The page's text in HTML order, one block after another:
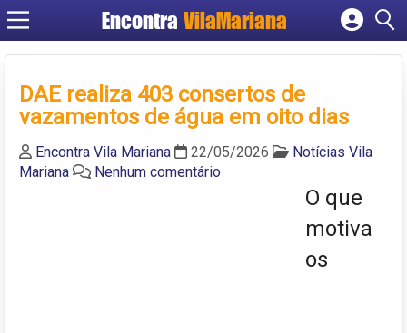
EncontraVilaMariana
Cadastrar empresa
Criar conta
DAE realiza 403 consertos de
vazamentos de água em oito dias
Encontra Vila Mariana 22/05/2026
Notícias Vila
Mariana
Nenhum comentário
O que
motiva
os